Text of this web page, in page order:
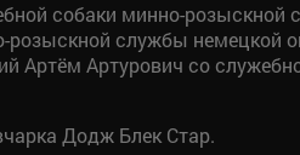
собаки минно-розыскной
службы немецкой
Артём Артурович со
Додж Блек Стар.